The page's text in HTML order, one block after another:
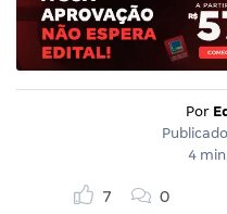
Por
4
7 0